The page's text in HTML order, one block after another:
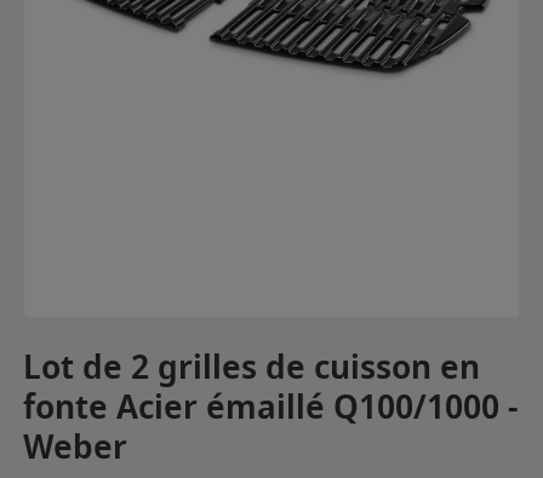
Lot de 2 grilles de cuisson en
fonte Acier émaillé Q100/1000 -
Weber